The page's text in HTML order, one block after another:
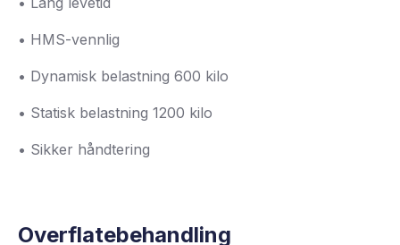
• HMS-vennlig
• Dynamisk belastning 600 kilo
• Statisk belastning 1200 kilo
• Sikker håndtering
Overflatebehandling